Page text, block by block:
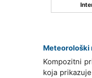
Meteorološki
Kompozitni
koja